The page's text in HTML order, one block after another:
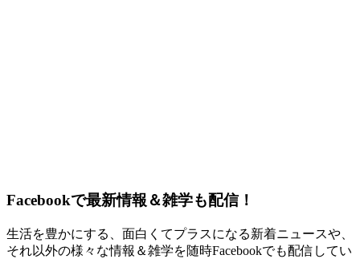
Facebookで最新情報＆雑学も配信！
生活を豊かにする、面白くてプラスになる新着ニュースや、
それ以外の様々な情報＆雑学を随時Facebookでも配信してい